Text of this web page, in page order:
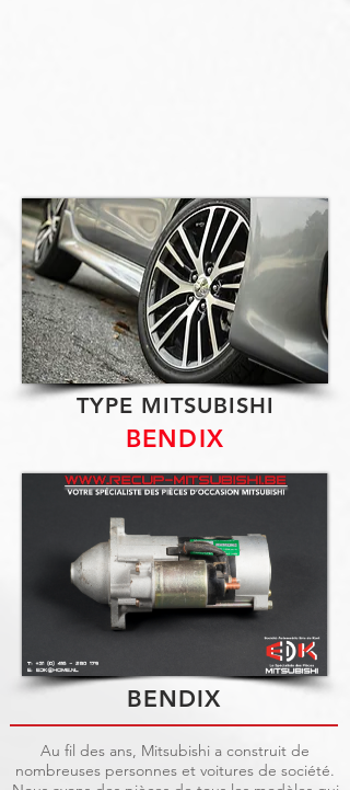
TYPE MITSUBISHI
BENDIX
BENDIX
Au fil des ans, Mitsubishi a construit de
nombreuses personnes et voitures de société.